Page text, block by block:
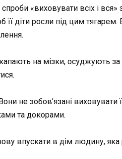
«виховувати всіх і
діти росли під цим
на мізки, осуджують
не зобов’язані
та докорами.
впускати в дім людину, яка